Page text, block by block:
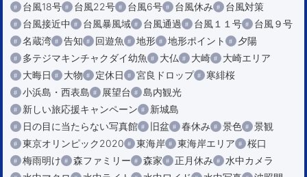
台風18号
台風22号 台風6号 台風休み
台風対策
台風接近中
台風暴風域 台風通過 台風１１号
台風９号
名蔵湾
告知 回遊魚 地形 地形ポイント
夕陽
多テジマキンチャクダイ幼魚
大仏 大崎
大崎エリア
大晦日
大物 定休日 宮良ドロップ
寒緋桜
小浜島・西表島
展望台
島内観光
新しい旅応援キャンペーン
新城島
日の目に当たらない写真館
旧盆 春休み 景色
景観
東京オリンピック2020
東海岸 東海岸エリア
桜口
梅雨明け
森ファミリー 森家 正月休み
水中カメラ